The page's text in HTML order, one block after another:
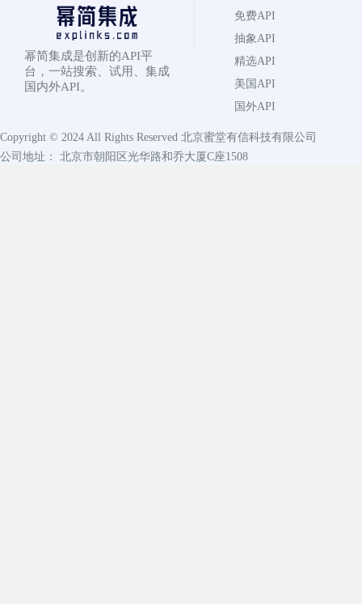
幂简集成是创新的API平
台，一站搜索、试用、集成
国内外API。
免费API
抽象API
精选API
美国API
国外API
Copyright © 2024 All Rights Reserved 北京蜜堂有信科技有限公司
公司地址： 北京市朝阳区光华路和乔大厦C座1508